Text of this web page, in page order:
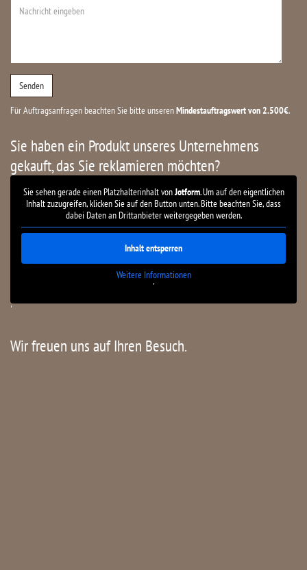
Für Auftragsanfragen beachten Sie bitte unserenMindestauftragswert von 2.500€.
Sie haben ein Produkt unseres Unternehmens
gekauft, das Sie reklamieren möchten?
Sie sehen gerade einen Platzhalterinhalt vonJotform. Um auf den eigentlichen
Inhalt zuzugreifen, klicken Sie auf den Button unten. Bitte beachten Sie, dass
dabei Daten an Drittanbieter weitergegeben werden.
Inhalt entsperren
Weitere Informationen
'
'
Wir freuen uns auf Ihren Besuch.